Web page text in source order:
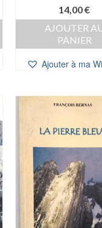
14,00€
AJOUTER
PANIER
Ajouter à ma